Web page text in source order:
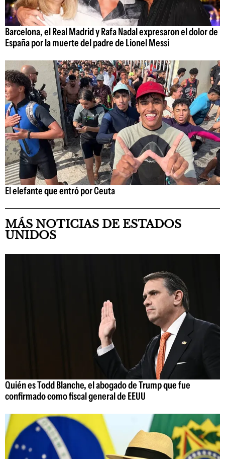
Barcelona, el Real Madrid y Rafa Nadal expresaron el dolor de
España por la muerte del padre de Lionel Messi
El elefante que entró por Ceuta
MÁS NOTICIAS DE ESTADOS
UNIDOS
Quién es Todd Blanche, el abogado de Trump que fue
confirmado como fiscal general de EEUU